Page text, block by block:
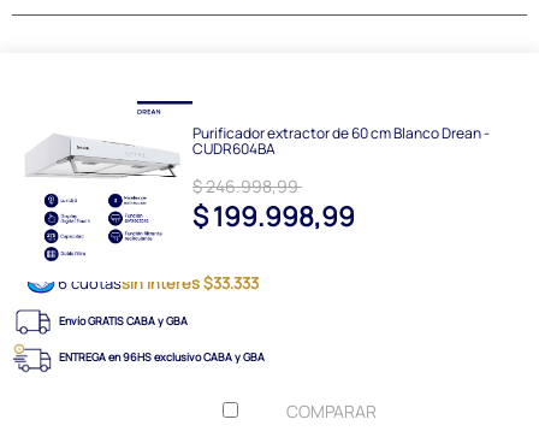
Purificador extractor de 60 cm Blanco Drean -
CUDR604BA
$ 246.998,99
$ 199.998,99
6 cuotassin interés $33.333
Envío GRATIS CABA y GBA
ENTREGA en 96HS exclusivo CABA y GBA
COMPARAR